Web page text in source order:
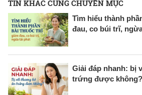
TIN KHÁC CÙNG CHUYÊN MỤC
Tìm hiểu thành
đau, co búi trĩ,
Giải đáp nhanh: bị
trứng được không?